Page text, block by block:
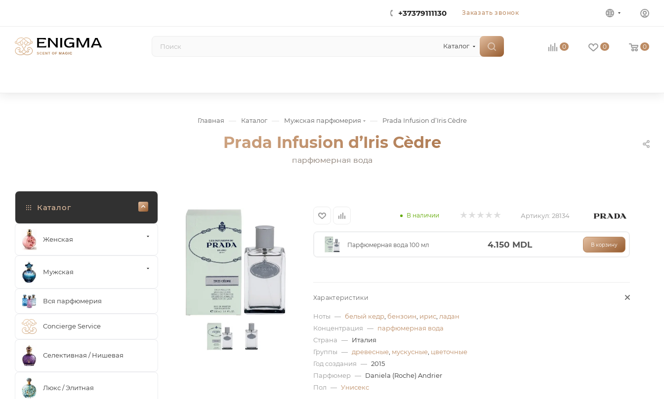
+37379111130 Заказать звонок
Каталог 0 0 0
Главная — Каталог — Мужская парфюмерия — Prada Infusion d’Iris Cèdre
Prada Infusion d’Iris Cèdre
парфюмерная вода
В наличии Артикул: 28134
Парфюмерная вода 100 мл 4.150 MDL В корзину
Характеристики
Ноты — белый кедр, бензоин ирис, ладан
Концентрация — парфюмерная вода
Страна — Италия
Группы — древесные, мускусные, цветочные
Год создания — 2015
Парфюмер — Daniela (Roche) Andrier
Пол — Унисекс
Каталог
Женская
Мужская
Вся парфюмерия
Concierge Service
Селективная / Нишевая
Люкс / Элитная